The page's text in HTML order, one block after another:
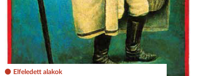
Elfeledett alakok